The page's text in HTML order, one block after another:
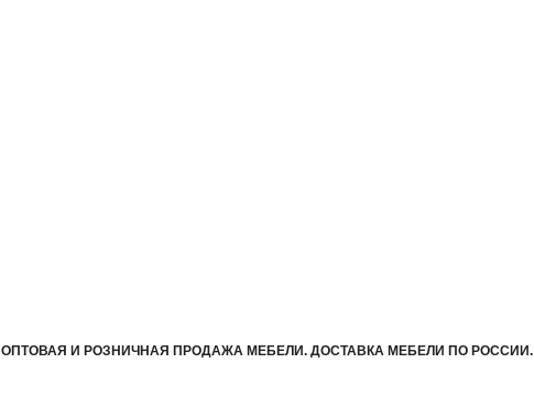
ОПТОВАЯ И РОЗНИЧНАЯ ПРОДАЖА МЕБЕЛИ. ДОСТАВКА МЕБЕЛИ ПО РОССИИ.